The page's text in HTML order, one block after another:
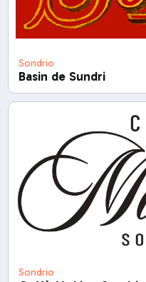
Sondrio
Basin de Sundri
Sondrio